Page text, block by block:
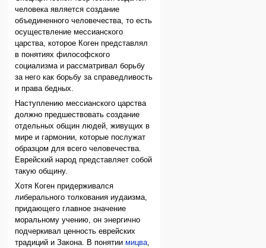
человека является создание
объединенного человечества, то есть
осуществление мессианского
царства, которое Коген представлял
в понятиях философского
социализма и рассматривал борьбу
за него как борьбу за справедливость
и права бедных.
Наступлению мессианского царства
должно предшествовать создание
отдельных общин людей, живущих в
мире и гармонии, которые послужат
образцом для всего человечества.
Еврейский народ представляет собой
такую общину.
Хотя Коген придерживался
либерального толкования иудаизма,
придающего главное значение
моральному учению, он энергично
подчеркивал ценность еврейских
традиций и Закона. В понятиимицва,